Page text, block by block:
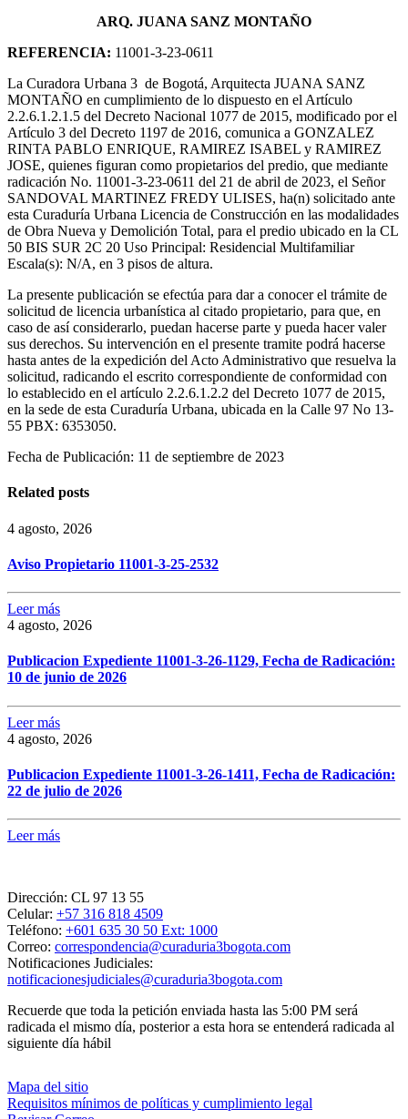
ARQ. JUANA SANZ MONTAÑO
REFERENCIA: 11001-3-23-0611
La Curadora Urbana 3 de Bogotá, Arquitecta JUANA SANZ
MONTAÑO en cumplimiento de lo dispuesto en el Artículo
2.2.6.1.2.1.5 del Decreto Nacional 1077 de 2015, modificado por el
Artículo 3 del Decreto 1197 de 2016, comunica a GONZALEZ
RINTA PABLO ENRIQUE, RAMIREZ ISABEL y RAMIREZ
JOSE, quienes figuran como propietarios del predio, que mediante
radicación No. 11001-3-23-0611 del 21 de abril de 2023, el Señor
SANDOVAL MARTINEZ FREDY ULISES, ha(n) solicitado ante
esta Curaduría Urbana Licencia de Construcción en las modalidades
de Obra Nueva y Demolición Total, para el predio ubicado en la CL
50 BIS SUR 2C 20 Uso Principal: Residencial Multifamiliar
Escala(s): N/A, en 3 pisos de altura.
La presente publicación se efectúa para dar a conocer el trámite de
solicitud de licencia urbanística al citado propietario, para que, en
caso de así considerarlo, puedan hacerse parte y pueda hacer valer
sus derechos. Su intervención en el presente tramite podrá hacerse
hasta antes de la expedición del Acto Administrativo que resuelva la
solicitud, radicando el escrito correspondiente de conformidad con
lo establecido en el artículo 2.2.6.1.2.2 del Decreto 1077 de 2015,
en la sede de esta Curaduría Urbana, ubicada en la Calle 97 No 13-
55 PBX: 6353050.
Fecha de Publicación: 11 de septiembre de 2023
Related posts
4 agosto, 2026
Aviso Propietario 11001-3-25-2532
Leer más
4 agosto, 2026
Publicacion Expediente 11001-3-26-1129, Fecha de Radicación:
10 de junio de 2026
Leer más
4 agosto, 2026
Publicacion Expediente 11001-3-26-1411, Fecha de Radicación:
22 de julio de 2026
Leer más
Dirección: CL 97 13 55
Celular: +57 316 818 4509
Teléfono: +601 635 30 50 Ext: 1000
Correo: correspondencia@curaduria3bogota.com
Notificaciones Judiciales:
notificacionesjudiciales@curaduria3bogota.com
Recuerde que toda la petición enviada hasta las 5:00 PM será
radicada el mismo día, posterior a esta hora se entenderá radicada al
siguiente día hábil
Mapa del sitio
Requisitos mínimos de políticas y cumplimiento legal